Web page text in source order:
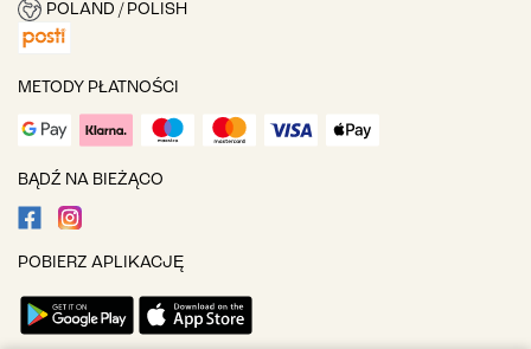
POLAND / POLISH
METODY PŁATNOŚCI
BĄDŹ NA BIEŻĄCO
POBIERZ APLIKACJĘ